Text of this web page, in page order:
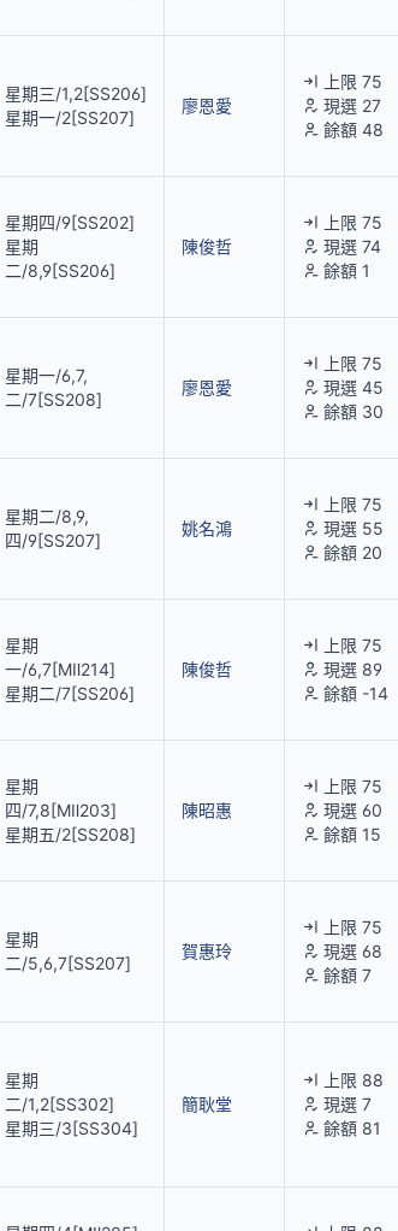
星期三/1,2[SS206]
星期一/2[SS207]
廖恩愛
上限 75
現選 27
餘額 48
星期四/9[SS202]
星期
二/8,9[SS206]
陳俊哲
上限 75
現選 74
餘額 1
星期一/6,7,
二/7[SS208]
廖恩愛
上限 75
現選 45
餘額 30
星期二/8,9,
四/9[SS207]
姚名鴻
上限 75
現選 55
餘額 20
星期
一/6,7[MⅡ214]
星期二/7[SS206]
陳俊哲
上限 75
現選 89
餘額 -14
星期
四/7,8[MⅡ203]
星期五/2[SS208]
陳昭惠
上限 75
現選 60
餘額 15
星期
二/5,6,7[SS207]
賀惠玲
上限 75
現選 68
餘額 7
星期
二/1,2[SS302]
星期三/3[SS304]
簡耿堂
上限 88
現選 7
餘額 81